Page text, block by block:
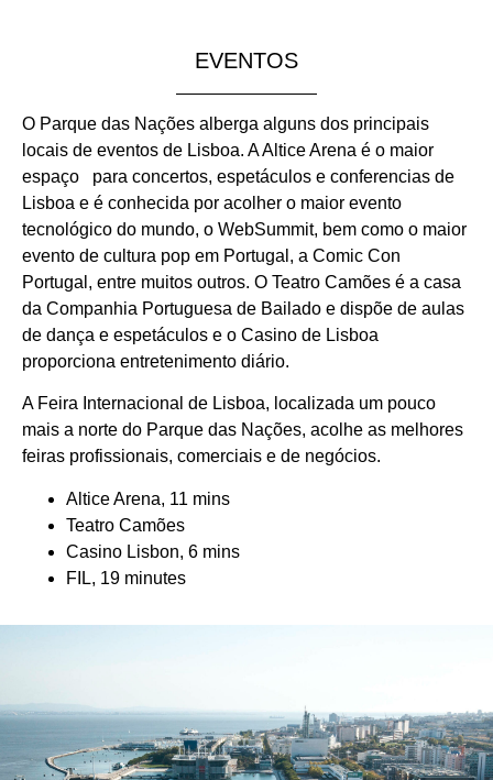
EVENTOS
O Parque das Nações alberga alguns dos principais
locais de eventos de Lisboa. A Altice Arena é o maior
espaço para concertos, espetáculos e conferencias de
Lisboa e é conhecida por acolher o maior evento
tecnológico do mundo, o WebSummit, bem como o maior
evento de cultura pop em Portugal, a Comic Con
Portugal, entre muitos outros. O Teatro Camões é a casa
da Companhia Portuguesa de Bailado e dispõe de aulas
de dança e espetáculos e o Casino de Lisboa
proporciona entretenimento diário.
A Feira Internacional de Lisboa, localizada um pouco
mais a norte do Parque das Nações, acolhe as melhores
feiras profissionais, comerciais e de negócios.
Altice Arena, 11 mins
Teatro Camões
Casino Lisbon, 6 mins
FIL, 19 minutes